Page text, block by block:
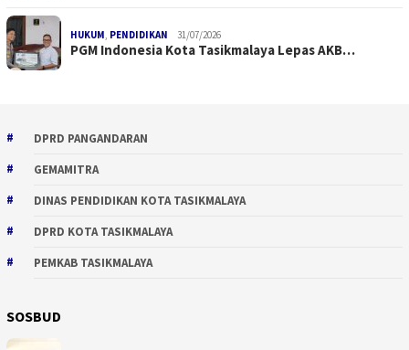
HUKUM PENDIDIKAN 31/07/2026
PGM Indonesia Kota Tasikmalaya Lepas AKB…
DPRD PANGANDARAN
GEMAMITRA
DINAS PENDIDIKAN KOTA TASIKMALAYA
DPRD KOTA TASIKMALAYA
PEMKAB TASIKMALAYA
SOSBUD